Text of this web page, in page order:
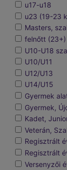
u17-u18
u23 (19-23
Masters,
felnőtt (23+)
U10-U18
U10/U11
U12/U13
U14/U15
Gyermek
Gyermek,
Kadet,
Veterán,
Regisztrált
Regisztrált
Versenyzői